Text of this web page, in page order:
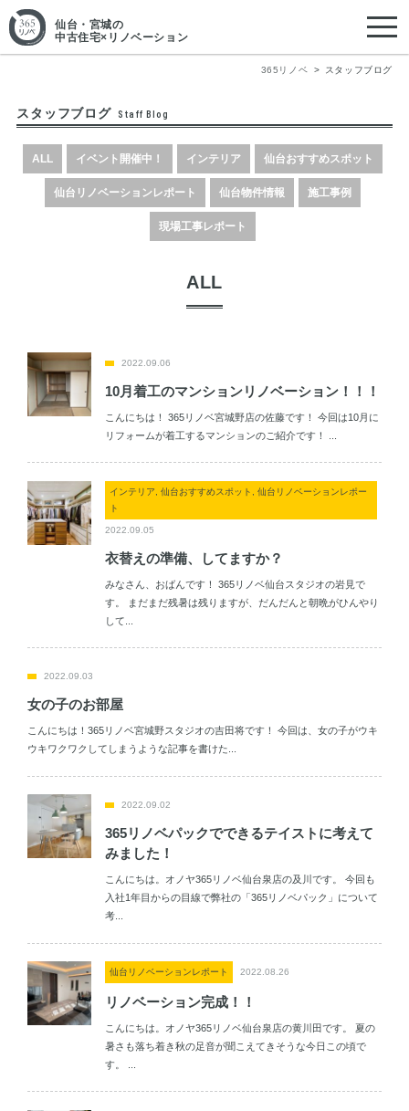
仙台・宮城の
中古住宅×リノベーション
365リノベ スタッフブログ
スタッフブログ Staff Blog
ALL イベント開催中！ インテリア 仙台おすすめスポット
仙台リノベーションレポート 仙台物件情報 施工事例
現場工事レポート
ALL
2022.09.06
10月着工のマンションリノベーション！！！
こんにちは！ 365リノベ宮城野店の佐藤です！ 今回は10月に
リフォームが着工するマンションのご紹介です！ ...
インテリア, 仙台おすすめスポット, 仙台リノベーションレポー
ト
2022.09.05
衣替えの準備、してますか？
みなさん、おばんです！ 365リノベ仙台スタジオの岩見で
す。 まだまだ残暑は残りますが、だんだんと朝晩がひんやり
して...
2022.09.03
女の子のお部屋
こんにちは！365リノベ宮城野スタジオの吉田将です！ 今回は、女の子がウキ
ウキワクワクしてしまうような記事を書けた...
2022.09.02
365リノベパックでできるテイストに考えて
みました！
こんにちは。オノヤ365リノベ仙台泉店の及川です。 今回も
入社1年目からの目線で弊社の「365リノベパック」について
考...
仙台リノベーションレポート 2022.08.26
リノベーション完成！！
こんにちは。オノヤ365リノベ仙台泉店の黄川田です。 夏の
暑さも落ち着き秋の足音が聞こえてきそうな今日この頃で
す。 ...